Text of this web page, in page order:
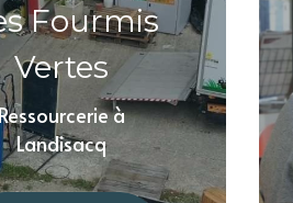
Vertes
Landisacq